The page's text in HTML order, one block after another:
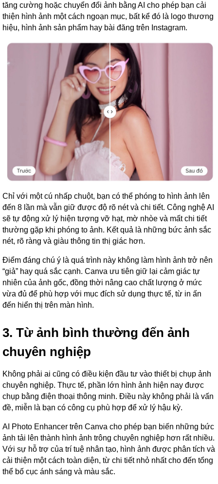
tăng cường hoặc chuyển đổi ảnh bằng AI cho phép bạn cải
thiện hình ảnh một cách ngoạn mục, bất kể đó là logo thương
hiệu, hình ảnh sản phẩm hay bài đăng trên Instagram.
Chỉ với một cú nhấp chuột, bạn có thể phóng to hình ảnh lên
đến 8 lần mà vẫn giữ được độ rõ nét và chi tiết. Công nghệ AI
sẽ tự động xử lý hiện tượng vỡ hạt, mờ nhòe và mất chi tiết
thường gặp khi phóng to ảnh. Kết quả là những bức ảnh sắc
nét, rõ ràng và giàu thông tin thị giác hơn.
Điểm đáng chú ý là quá trình này không làm hình ảnh trở nên
“giả” hay quá sắc cạnh. Canva ưu tiên giữ lại cảm giác tự
nhiên của ảnh gốc, đồng thời nâng cao chất lượng ở mức
vừa đủ để phù hợp với mục đích sử dụng thực tế, từ in ấn
đến hiển thị trên màn hình.
3. Từ ảnh bình thường đến ảnh
chuyên nghiệp
Không phải ai cũng có điều kiện đầu tư vào thiết bị chụp ảnh
chuyên nghiệp. Thực tế, phần lớn hình ảnh hiện nay được
chụp bằng điện thoại thông minh. Điều này không phải là vấn
đề, miễn là bạn có công cụ phù hợp để xử lý hậu kỳ.
AI Photo Enhancer trên Canva cho phép bạn biến những bức
ảnh tải lên thành hình ảnh trông chuyên nghiệp hơn rất nhiều.
Với sự hỗ trợ của trí tuệ nhân tạo, hình ảnh được phân tích và
cải thiện một cách toàn diện, từ chi tiết nhỏ nhất cho đến tổng
thể bố cục ánh sáng và màu sắc.